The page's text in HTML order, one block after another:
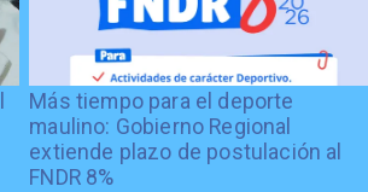
Más tiempo para el deporte
maulino: Gobierno Regional
extiende plazo de postulación al
FNDR 8%